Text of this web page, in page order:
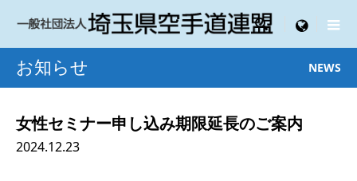
 menu
お知らせ NEWS
女性セミナー申し込み期限延長のご案内
2024.12.23